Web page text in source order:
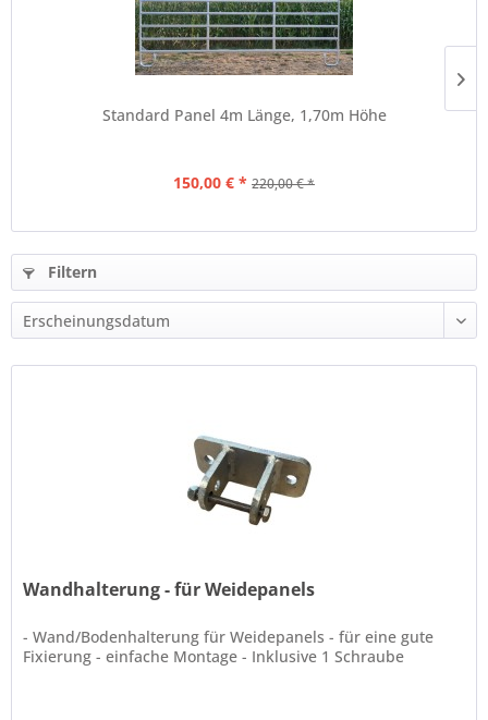
Standard Panel 4m Länge, 1,70m Höhe
150,00 € * 220,00 € *
Filtern
Wandhalterung - für Weidepanels
- Wand/Bodenhalterung für Weidepanels - für eine gute
Fixierung - einfache Montage - Inklusive 1 Schraube